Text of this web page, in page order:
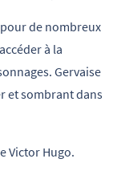
de nombreux
à la
Gervaise
et sombrant dans
Victor Hugo.